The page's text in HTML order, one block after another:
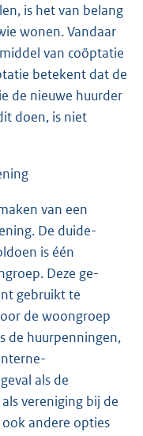
is het van belang
wonen. Vandaar
van coöptatie
betekent dat de
de nieuwe huurder
doen, is niet
van een
De duide-
is één
Deze ge-
gebruikt te
de woongroep
de huurpenningen,
als de
vereniging bij de
andere opties